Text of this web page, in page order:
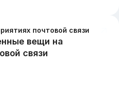
почтовой связи